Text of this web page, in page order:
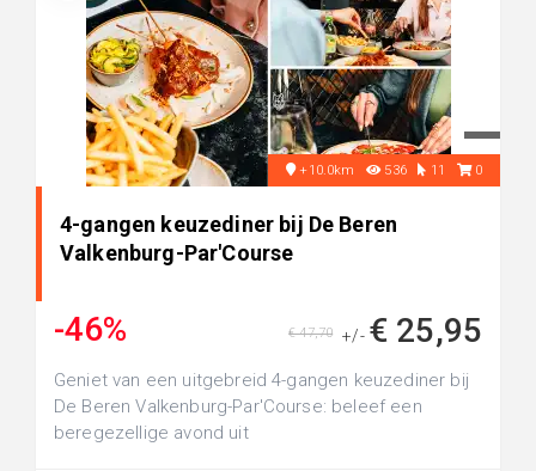
+10.0km 536 11 0
4-gangen keuzediner bij De Beren
Valkenburg-Par'Course
-46% +/- € 25,95
€ 47,70
Geniet van een uitgebreid 4-gangen keuzediner bij
De Beren Valkenburg-Par'Course: beleef een
beregezellige avond uit